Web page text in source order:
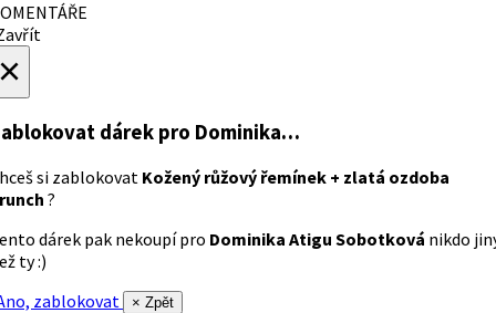
dárek pro Dominika…
si zablokovat Kožený růžový řemínek + zlatá ozdoba
?
dárek pak nekoupí pro Dominika Atigu Sobotková nikdo
ty :)
zablokovat
× Zpět